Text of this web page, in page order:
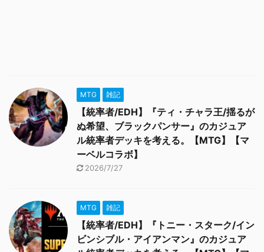
MTG 雑記
【統率者/EDH】『ティ・チャラ王/揺るが
ぬ希望、ブラックパンサー』のカジュア
ル統率者デッキを考える。【MTG】【マ
ーベルコラボ】
2026/7/27
MTG 雑記
【統率者/EDH】『トニー・スターク/イン
ビンシブル・アイアンマン』のカジュア